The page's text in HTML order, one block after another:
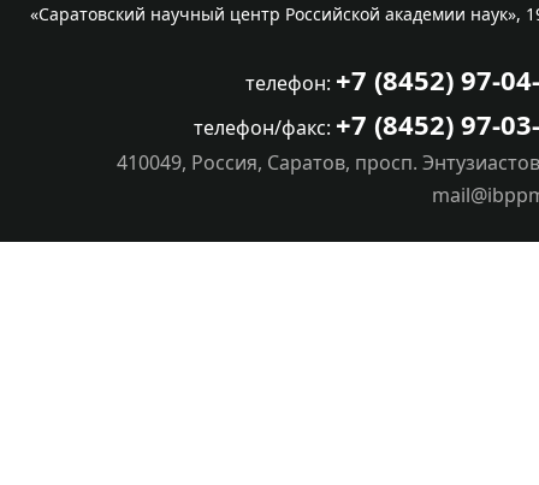
«Саратовский научный центр Российской академии наук»,
телефон: +7 (8452) 97-
телефон/факс: +7 (8452) 97-
410049, Россия, Саратов, просп.